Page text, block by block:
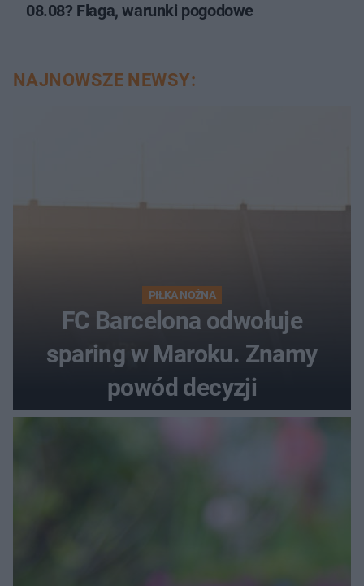
08.08? Flaga, warunki pogodowe
NAJNOWSZE NEWSY:
PIŁKA NOŻNA
FC Barcelona odwołuje
sparing w Maroku. Znamy
powód decyzji